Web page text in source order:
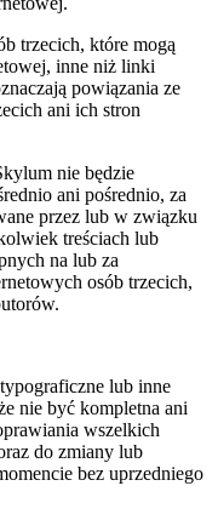
trzecich, które mogą
inne niż linki
powiązania ze
ani ich stron
nie będzie
ani pośrednio, za
przez lub w związku
treściach lub
na lub za
osób trzecich,
lub inne
nie być kompletna ani
wszelkich
do zmiany lub
bez uprzedniego